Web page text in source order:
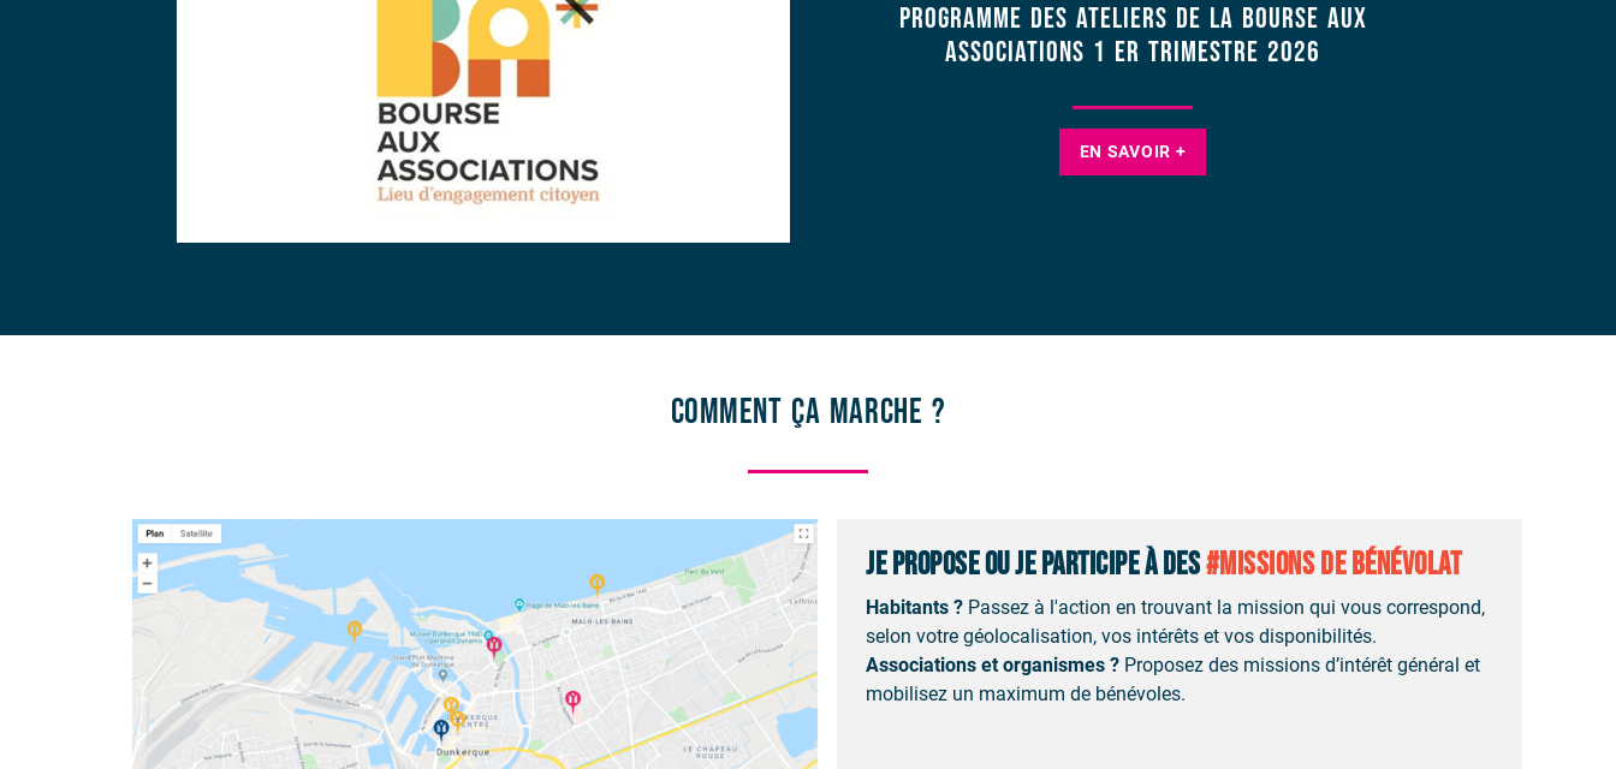
PROGRAMME DES ATELIERS de la BOURSE AUX
ASSOCIATIONS 1 er trimestre 2026
EN SAVOIR +
Comment ça marche ?
JE PROPOSE OU JE PARTICIPE À DES#MISSIONS DE BÉNÉVOLAT
Habitants ? Passez à l'action en trouvant la mission qui vous correspond,
selon votre géolocalisation, vos intérêts et vos disponibilités.
Associations et organismes ? Proposez des missions d’intérêt général et
mobilisez un maximum de bénévoles.